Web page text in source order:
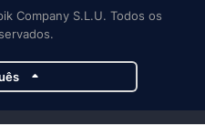
Company S.L.U. Todos os